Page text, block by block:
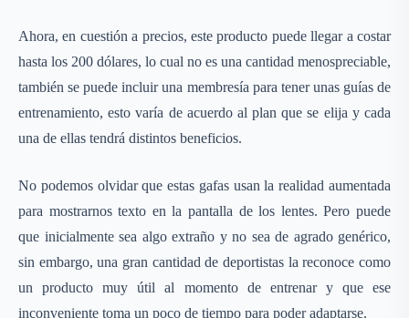
Ahora, en cuestión a precios, este producto puede llegar a costar
hasta los 200 dólares, lo cual no es una cantidad menospreciable,
también se puede incluir una membresía para tener unas guías de
entrenamiento, esto varía de acuerdo al plan que se elija y cada
una de ellas tendrá distintos beneficios.
No podemos olvidar que estas gafas usan la realidad aumentada
para mostrarnos texto en la pantalla de los lentes. Pero puede
que inicialmente sea algo extraño y no sea de agrado genérico,
sin embargo, una gran cantidad de deportistas la reconoce como
un producto muy útil al momento de entrenar y que ese
inconveniente toma un poco de tiempo para poder adaptarse.